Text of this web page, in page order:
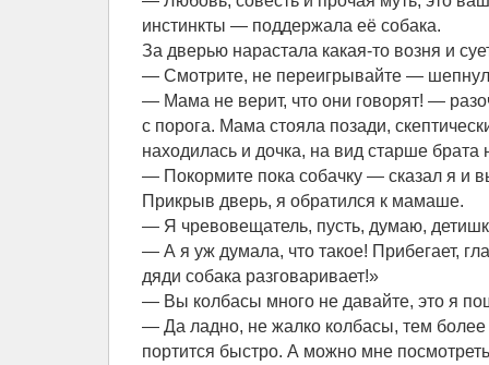
инстинкты — поддержала её собака.
За дверью нарастала какая-то возня и
— Смотрите, не переигрывайте — шепнул
— Мама не верит, что они говорят! —
с порога. Мама стояла позади,
находилась и дочка, на вид старше брата
— Покормите пока собачку — сказал я и
Прикрыв дверь, я обратился к мамаше.
— Я чревовещатель, пусть, думаю,
— А я уж думала, что такое! Прибегает,
дяди собака разговаривает!»
— Вы колбасы много не давайте, это я
— Да ладно, не жалко колбасы, тем более
портится быстро. А можно мне